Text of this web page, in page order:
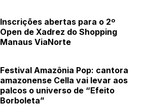
Inscrições abertas para o 2º
Open de Xadrez do Shopping
Manaus ViaNorte
Festival Amazônia Pop: cantora
amazonense Cella vai levar aos
palcos o universo de “Efeito
Borboleta”